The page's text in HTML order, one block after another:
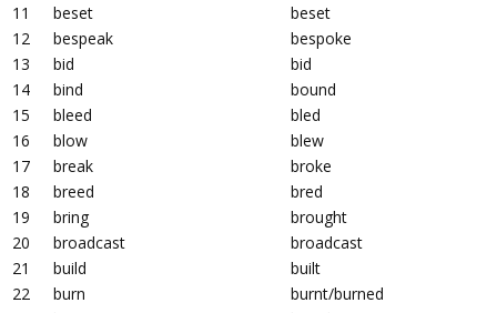
11
beset
beset
12
bespeak
bespoke
13
bid
bid
14
bind
bound
15
bleed
bled
16
blow
blew
17
break
broke
18
breed
bred
19
bring
brought
20
broadcast
broadcast
21
build
built
22
burn
burnt/burned